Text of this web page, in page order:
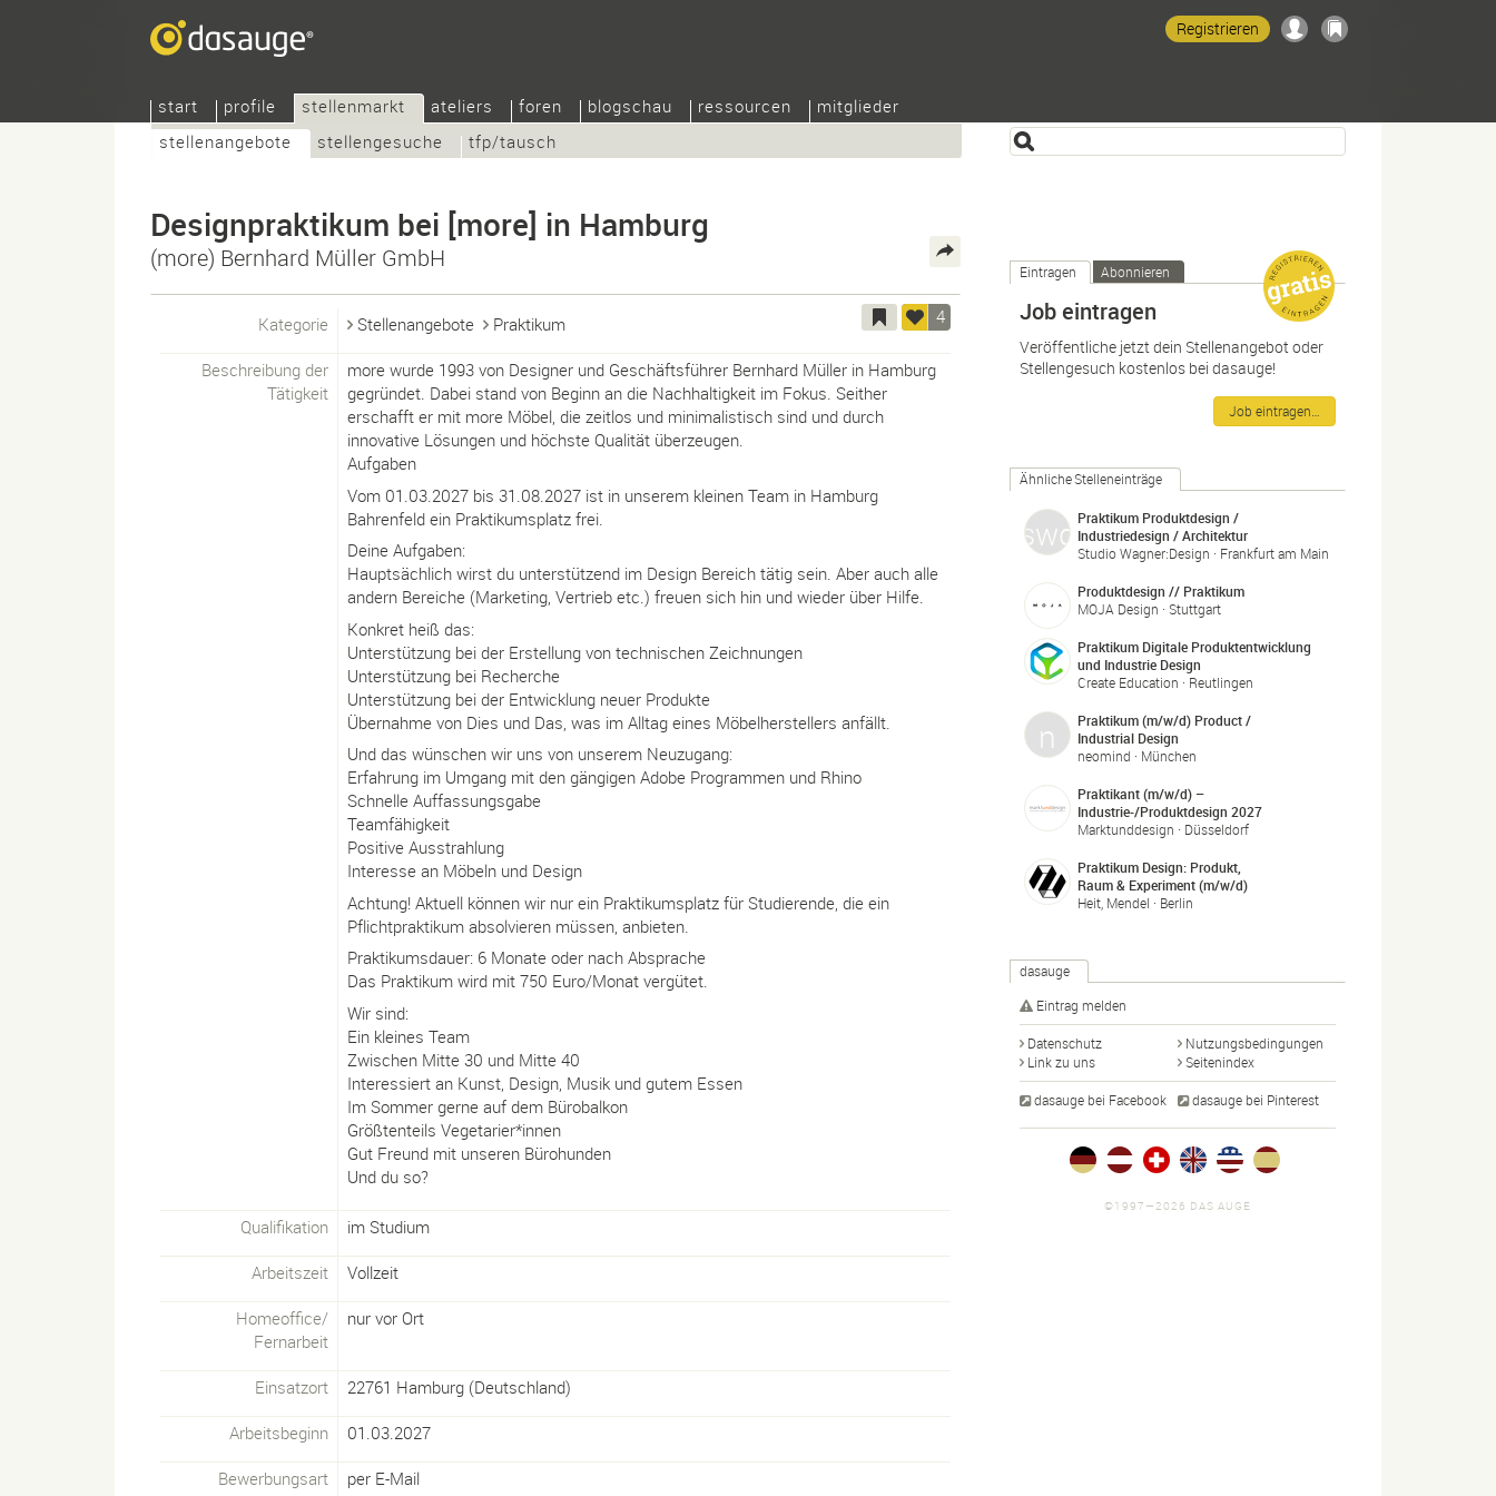
start profile
stellenmarkt
stellenangebote
stellengesuche tfp/tausch
ateliers foren blogschau ressourcen mitglieder
Registrieren
Designpraktikum bei [more] in Hamburg
(more) Bernhard Müller GmbH
Kategorie 4
Stellenangebote Praktikum
Beschreibung der
Tätigkeit
more wurde 1993 von Designer und Geschäftsführer Bernhard Müller in Hamburg
gegründet. Dabei stand von Beginn an die Nachhaltigkeit im Fokus. Seither
erschafft er mit more Möbel, die zeitlos und minimalistisch sind und durch
innovative Lösungen und höchste Qualität überzeugen.
Aufgaben
Vom 01.03.2027 bis 31.08.2027 ist in unserem kleinen Team in Hamburg
Bahrenfeld ein Praktikumsplatz frei.
Deine Aufgaben:
Hauptsächlich wirst du unterstützend im Design Bereich tätig sein. Aber auch alle
andern Bereiche (Marketing, Vertrieb etc.) freuen sich hin und wieder über Hilfe.
Konkret heiß das:
Unterstützung bei der Erstellung von technischen Zeichnungen
Unterstützung bei Recherche
Unterstützung bei der Entwicklung neuer Produkte
Übernahme von Dies und Das, was im Alltag eines Möbelherstellers anfällt.
Und das wünschen wir uns von unserem Neuzugang:
Erfahrung im Umgang mit den gängigen Adobe Programmen und Rhino
Schnelle Auffassungsgabe
Teamfähigkeit
Positive Ausstrahlung
Interesse an Möbeln und Design
Achtung! Aktuell können wir nur ein Praktikumsplatz für Studierende, die ein
Pflichtpraktikum absolvieren müssen, anbieten.
Praktikumsdauer: 6 Monate oder nach Absprache
Das Praktikum wird mit 750 Euro/Monat vergütet.
Wir sind:
Ein kleines Team
Zwischen Mitte 30 und Mitte 40
Interessiert an Kunst, Design, Musik und gutem Essen
Im Sommer gerne auf dem Bürobalkon
Größtenteils Vegetarier*innen
Gut Freund mit unseren Bürohunden
Und du so?
Qualifikation im Studium
Arbeitszeit Vollzeit
Homeoffice/
Fernarbeit
nur vor Ort
Einsatzort 22761 Hamburg(Deutschland)
Arbeitsbeginn 01.03.2027
Bewerbungsart per E-Mail
Eintragen Abonnieren
Job eintragen
Veröffentliche jetzt dein Stellenangebot oder
Stellengesuch kostenlos bei dasauge!
Job eintragen…
Ähnliche Stelleneinträge
Praktikum Produktdesign /
Industriedesign / Architektur
Studio Wagner:Design · Frankfurt am Main
Produktdesign // Praktikum
MOJA Design · Stuttgart
Praktikum Digitale Produktentwicklung
und Industrie Design
Create Education · Reutlingen
Praktikum (m/w/d) Product /
Industrial Design
neomind · München
Praktikant (m/w/d) –
Industrie-/Produktdesign 2027
Marktunddesign · Düsseldorf
Praktikum Design: Produkt,
Raum & Experiment (m/w/d)
Heit, Mendel · Berlin
dasauge
Eintrag melden
Datenschutz
Nutzungsbedingungen
Link zu uns
Seitenindex
dasauge bei Facebook dasauge bei Pinterest
©1997—2026 DAS AUGE